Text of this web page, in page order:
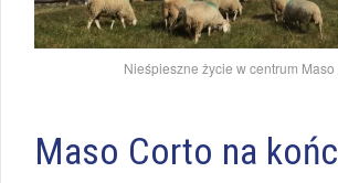
Nieśpieszne życie w centrum Maso
Maso Corto na